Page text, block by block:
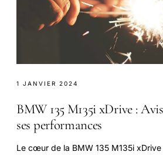
1 JANVIER 2024
BMW 135 M135i xDrive :
ses performances
Le cœur de la BMW 135 M135i